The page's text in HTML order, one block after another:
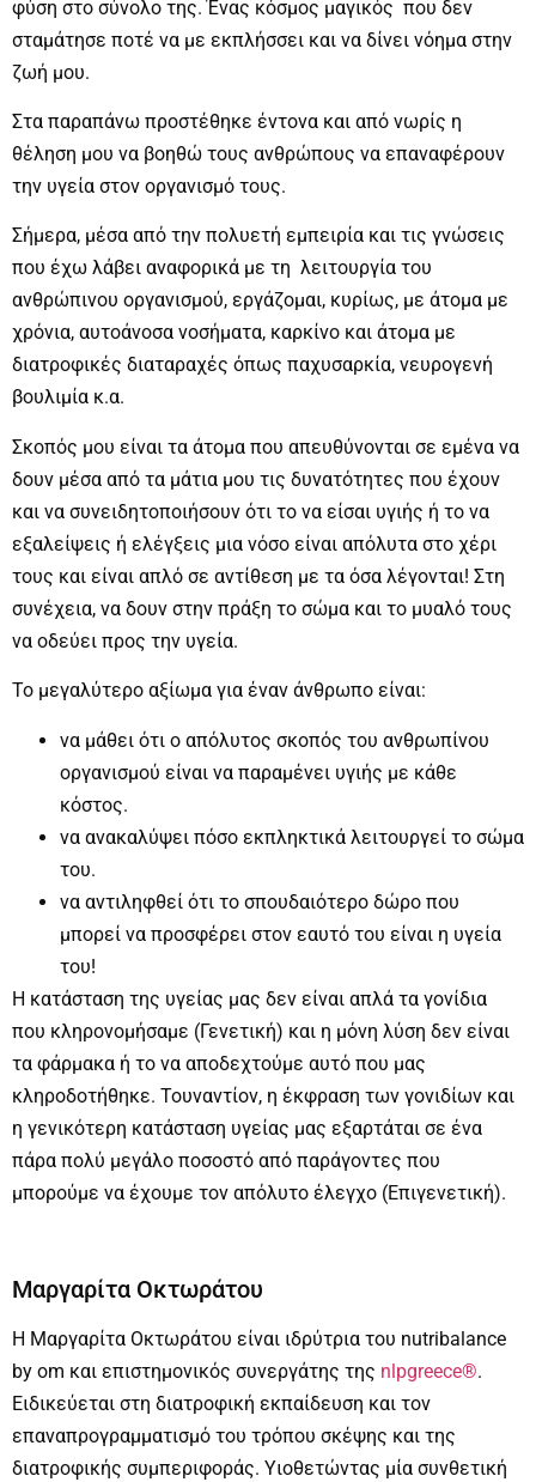
φύση στο σύνολο της. Ένας κόσμος μαγικός που δεν
σταμάτησε ποτέ να με εκπλήσσει και να δίνει νόημα στην
ζωή μου.
Στα παραπάνω προστέθηκε έντονα και από νωρίς η
θέληση μου να βοηθώ τους ανθρώπους να επαναφέρουν
την υγεία στον οργανισμό τους.
Σήμερα, μέσα από την πολυετή εμπειρία και τις γνώσεις
που έχω λάβει αναφορικά με τη λειτουργία του
ανθρώπινου οργανισμού, εργάζομαι, κυρίως, με άτομα με
χρόνια, αυτοάνοσα νοσήματα, καρκίνο και άτομα με
διατροφικές διαταραχές όπως παχυσαρκία, νευρογενή
βουλιμία κ.α.
Σκοπός μου είναι τα άτομα που απευθύνονται σε εμένα να
δουν μέσα από τα μάτια μου τις δυνατότητες που έχουν
και να συνειδητοποιήσουν ότι το να είσαι υγιής ή το να
εξαλείψεις ή ελέγξεις μια νόσο είναι απόλυτα στο χέρι
τους και είναι απλό σε αντίθεση με τα όσα λέγονται! Στη
συνέχεια, να δουν στην πράξη το σώμα και το μυαλό τους
να οδεύει προς την υγεία.
Το μεγαλύτερο αξίωμα για έναν άνθρωπο είναι:
να μάθει ότι ο απόλυτος σκοπός του ανθρωπίνου
οργανισμού είναι να παραμένει υγιής με κάθε
κόστος.
να ανακαλύψει πόσο εκπληκτικά λειτουργεί το σώμα
του.
να αντιληφθεί ότι το σπουδαιότερο δώρο που
μπορεί να προσφέρει στον εαυτό του είναι η υγεία
του!
Η κατάσταση της υγείας μας δεν είναι απλά τα γονίδια
που κληρονομήσαμε (Γενετική) και η μόνη λύση δεν είναι
τα φάρμακα ή το να αποδεχτούμε αυτό που μας
κληροδοτήθηκε. Τουναντίον, η έκφραση των γονιδίων και
η γενικότερη κατάσταση υγείας μας εξαρτάται σε ένα
πάρα πολύ μεγάλο ποσοστό από παράγοντες που
μπορούμε να έχουμε τον απόλυτο έλεγχο (Επιγενετική).
Μαργαρίτα Οκτωράτου
Η Μαργαρίτα Οκτωράτου είναι ιδρύτρια του nutribalance
by om και επιστημονικός συνεργάτης της nlpgreece®.
Ειδικεύεται στη διατροφική εκπαίδευση και τον
επαναπρογραμματισμό του τρόπου σκέψης και της
διατροφικής συμπεριφοράς. Υιοθετώντας μία συνθετική